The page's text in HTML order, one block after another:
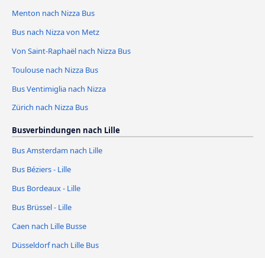
Menton nach Nizza Bus
Bus nach Nizza von Metz
Von Saint-Raphaël nach Nizza Bus
Toulouse nach Nizza Bus
Bus Ventimiglia nach Nizza
Zürich nach Nizza Bus
Busverbindungen nach Lille
Bus Amsterdam nach Lille
Bus Béziers - Lille
Bus Bordeaux - Lille
Bus Brüssel - Lille
Caen nach Lille Busse
Düsseldorf nach Lille Bus